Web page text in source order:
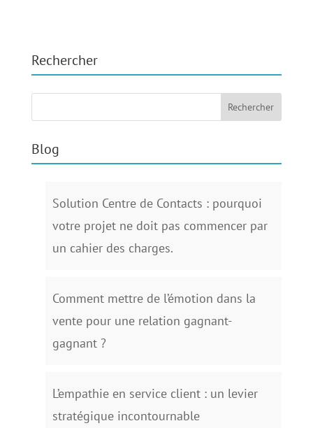
Rechercher
Blog
Solution Centre de Contacts : pourquoi
votre projet ne doit pas commencer par
un cahier des charges.
Comment mettre de l’émotion dans la
vente pour une relation gagnant-
gagnant ?
L’empathie en service client : un levier
stratégique incontournable